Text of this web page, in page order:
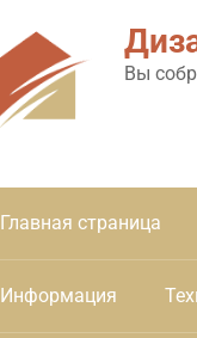
Вы
Главная страница
Информация